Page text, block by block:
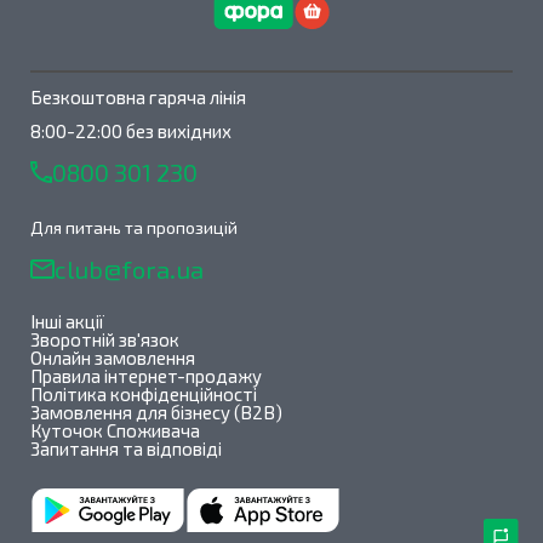
Безкоштовна гаряча лінія
8:00-22:00 без вихідних
0800 301 230
Для питань та пропозицій
club@fora.ua
Інші акції
Зворотній зв'язок
Онлайн замовлення
Правила інтернет-продажу
Політика конфіденційності
Замовлення для бізнесу (B2B)
Куточок Споживача
Запитання та відповіді